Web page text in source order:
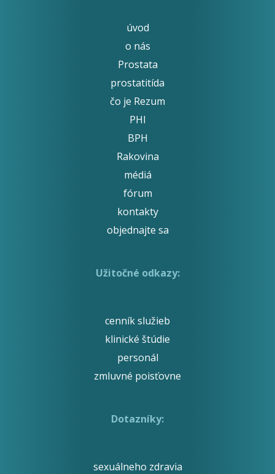
úvod
o nás
Prostata
prostatitída
čo je Rezum
PHI
BPH
Rakovina
médiá
fórum
kontakty
objednajte sa
Užitočné odkazy:
cenník služieb
klinické štúdie
personál
zmluvné poisťovne
Dotazníky:
sexuálneho zdravia